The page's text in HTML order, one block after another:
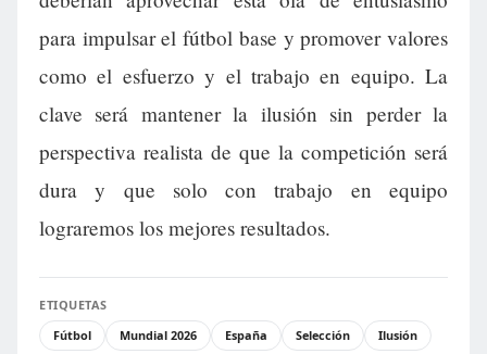
para impulsar el fútbol base y promover valores
como el esfuerzo y el trabajo en equipo. La
clave será mantener la ilusión sin perder la
perspectiva realista de que la competición será
dura y que solo con trabajo en equipo
lograremos los mejores resultados.
ETIQUETAS
Fútbol
Mundial 2026 España Selección Ilusión